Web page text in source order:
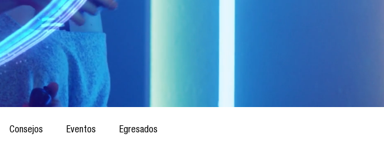
Consejos Eventos Egresados